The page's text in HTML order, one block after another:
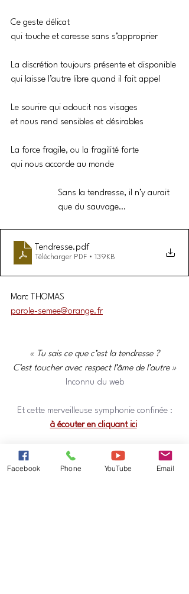
Ce geste délicat
qui touche et caresse sans s’approprier
La discrétion toujours présente et disponible
qui laisse l’autre libre quand il fait appel
Le sourire qui adoucit nos visages
et nous rend sensibles et désirables
La force fragile, ou la fragilité forte
qui nous accorde au monde
Sans la tendresse, il n’y aurait
que du sauvage…
Tendresse.pdf
Télécharger PDF • 139KB
Marc THOMAS
parole-semee@orange.fr
« Tu sais ce que c’est la tendresse ?
C’est toucher avec respect l’âme de l’autre »
Inconnu du web
Et cette merveilleuse symphonie confinée :
à écouter en cliquant ici
Mots-clés :
tendressedélicatesse attentionné
Facebook Phone YouTube Email